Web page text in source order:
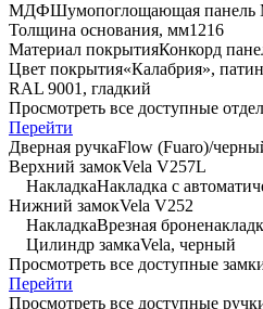
МДФШумопоглощающая
Толщина основания, мм1216
Материал покрытияКонкорд
Цвет покрытия«Калабрия»,
RAL 9001, гладкий
Просмотреть все доступные
Перейти
Дверная ручкаFlow (Fuaro)/
Верхний замокVela V257L
НакладкаНакладка с
Нижний замокVela V252
НакладкаВрезная
Цилиндр замкаVela, черный
Просмотреть все доступные
Перейти
Просмотреть все доступные